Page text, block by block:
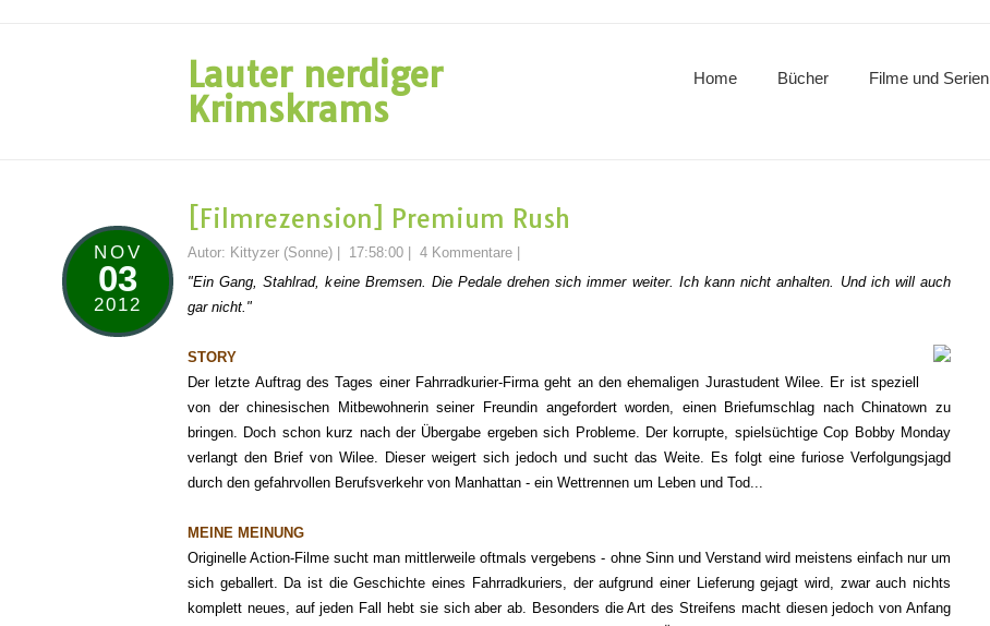
Lauter nerdiger
Krimskrams
Home Bücher Filme und Serien
NOV
03
2012
[Filmrezension] Premium Rush
Autor: Kittyzer (Sonne) 17:58:00 4 Kommentare
"Ein Gang, Stahlrad, keine Bremsen. Die Pedale drehen sich immer weiter. Ich kann nicht anhalten. Und ich will auch
gar nicht."
STORY
Der letzte Auftrag des Tages einer Fahrradkurier-Firma geht an den ehemaligen Jurastudent Wilee. Er ist speziell
von der chinesischen Mitbewohnerin seiner Freundin angefordert worden, einen Briefumschlag nach Chinatown zu
bringen. Doch schon kurz nach der Übergabe ergeben sich Probleme. Der korrupte, spielsüchtige Cop Bobby Monday
verlangt den Brief von Wilee. Dieser weigert sich jedoch und sucht das Weite. Es folgt eine furiose Verfolgungsjagd
durch den gefahrvollen Berufsverkehr von Manhattan - ein Wettrennen um Leben und Tod...
MEINE MEINUNG
Originelle Action-Filme sucht man mittlerweile oftmals vergebens - ohne Sinn und Verstand wird meistens einfach nur um
sich geballert. Da ist die Geschichte eines Fahrradkuriers, der aufgrund einer Lieferung gejagt wird, zwar auch nichts
komplett neues, auf jeden Fall hebt sie sich aber ab. Besonders die Art des Streifens macht diesen jedoch von Anfang